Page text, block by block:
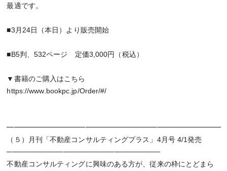
最適です。
■3月24日（本日）より販売開始
■B5判、532ページ 定価3,000円（税込）
▼書籍のご購入はこちら
https://www.bookpc.jp/Order/#/
━━━━━━━━━━━━━━━━━━━━━━━━━━━━━━
（５）月刊「不動産コンサルティングプラス」4月号 4/1発売
──────────────────────────────
不動産コンサルティングに興味のある方が、従来の枠にとどまら